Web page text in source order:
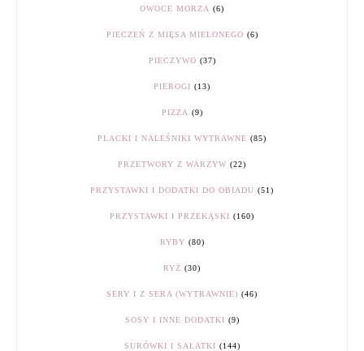
OWOCE MORZA (6)
PIECZEŃ Z MIĘSA MIELONEGO (6)
PIECZYWO (37)
PIEROGI (13)
PIZZA (9)
PLACKI I NALEŚNIKI WYTRAWNE (85)
PRZETWORY Z WARZYW (22)
PRZYSTAWKI I DODATKI DO OBIADU (51)
PRZYSTAWKI I PRZEKĄSKI (160)
RYBY (80)
RYŻ (30)
SERY I Z SERA (WYTRAWNIE) (46)
SOSY I INNE DODATKI (9)
SURÓWKI I SAŁATKI (144)